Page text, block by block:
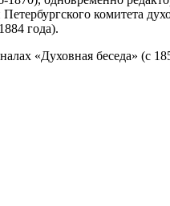
комитета
года).
«Духовная беседа» (с